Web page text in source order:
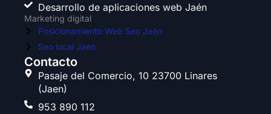
Desarrollo de aplicaciones web Jaén
Marketing digital
Posicionamiento Web Seo Jaén
Seo local Jaén
Contacto
Pasaje del Comercio, 10 23700 Linares
(Jaen)
953 890 112